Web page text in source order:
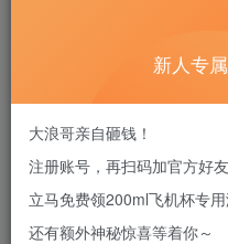
新老司机速来！注
送
内容摘要：甜爱路推
系跳蛋，因为设计巧
心，也获得了德国IF大
新人专
大浪哥亲自砸钱！
注册账号，再扫码加官方好友
立马免费领200ml飞机杯专用
还有额外神秘惊喜等着你～